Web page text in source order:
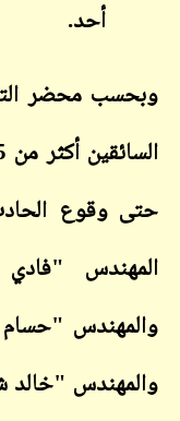
أحد.
وبحسب محضر
حتى وقوع
المهندس "فادي
والمهندس "حسام
والمهندس "خالد